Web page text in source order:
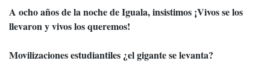
A ocho años de la noche de Iguala, insistimos ¡Vivos se los
llevaron y vivos los queremos!
Movilizaciones estudiantiles ¿el gigante se levanta?